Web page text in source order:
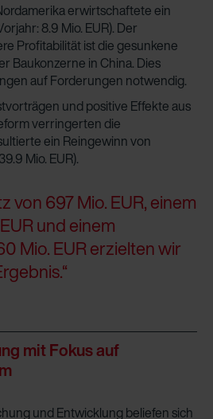
erwirtschaftete ein
8.9 Mio. EUR). Der
Profitabilität ist die gesunkene
Baukonzerne in China. Dies
auf Forderungen notwendig.
und positive Effekte aus
verringerten die
ein Reingewinn von
Mio. EUR).
von 697 Mio. EUR, einem
und einem
Mio. EUR erzielten wir
mit Fokus auf
und Entwicklung beliefen sich